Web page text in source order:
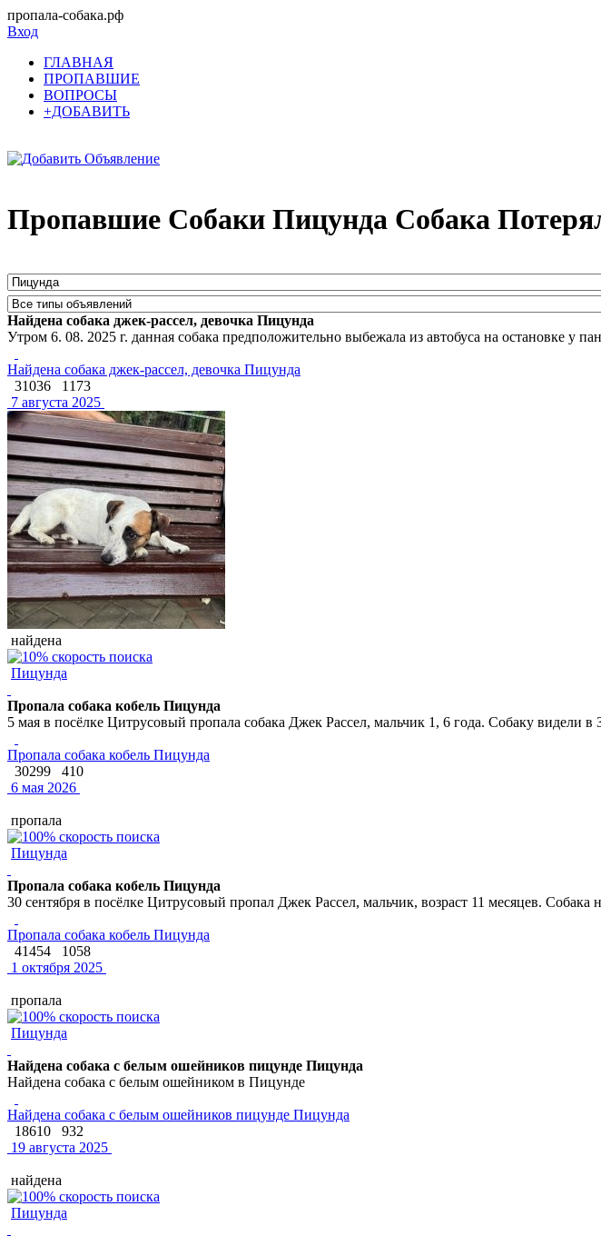
пропала-собака.рф
Вход
ГЛАВНАЯ
ПРОПАВШИЕ
ВОПРОСЫ
+ДОБАВИТЬ
Пропавшие Собаки Пицунда Собака
Найдена собака джек-рассел, девочка Пицунда
Утром 6. 08. 2025 г. данная собака предположительно выбежала из автобуса на остановке у
Найдена собака джек-рассел, девочка Пицунда
31036
1173
7 августа 2025
найдена
Пицунда
Пропала собака кобель Пицунда
5 мая в посёлке Цитрусовый пропала собака Джек Рассел, мальчик 1, 6 года. Собаку
Пропала собака кобель Пицунда
30299
410
6 мая 2026
пропала
Пицунда
Пропала собака кобель Пицунда
30 сентября в посёлке Цитрусовый пропал Джек Рассел, мальчик, возраст 11 месяцев. Собака
Пропала собака кобель Пицунда
41454
1058
1 октября 2025
пропала
Пицунда
Найдена собака с белым ошейников пицунде Пицунда
Найдена собака с белым ошейником в Пицунде
Найдена собака с белым ошейников пицунде Пицунда
18610
932
19 августа 2025
найдена
Пицунда